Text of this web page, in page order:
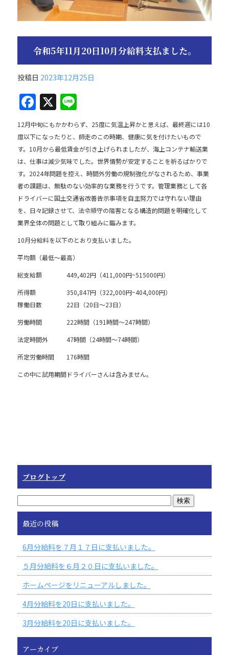
令和5年11月20日10月分給料支払ました。
投稿日 2023年12月25日
F
a
c
e
b
o
o
k
X Li
n
e
12月中旬にもかかわらず、25度に気温上昇かと思えば、最終週には10
度以下になったりと、師走のこの時期、健康に気を付けたいもので
す。10月から最低賃金が引き上げられましたが、海上コンテナ輸送業
は、仕事は減少気味でした。世界情勢が安定することを祈るばかりで
す。2024年問題を控え、時間外労働の規制強化がなされるため、事業
者の課題は、無駄のない効率的な業務を行うです。管理業務として各
ドライバーに国土交通省改善告示事項を自主努力では守れない理由
を、日々記録させて、法令順守の阻害となる構造的問題を明確化して
業界全体の問題として取り組みに臨みます。
10月分給料を以下のとおり支払いました。
平均額（最低～最高）
総支給額 449,402円（411,000円~515000円）
所得額 350,847円（322,000円~404,000円）
稼働日数 22日（20日～23日）
労働時間 222時間（191時間～247時間）
法定時間外 47時間（24時間～74時間）
所定労働時間 176時間
この中に試用期間ドライバーさんは含みません。
ブログトップ
最近の投稿
6月分給料を７月１７日に支払いました。
５月分給料を６月２０日に支払いました。
ホームページをリニューアルしました。
4月分給料を20日に支払いました。
3月分給料を20日に支払いました。
アーカイブ